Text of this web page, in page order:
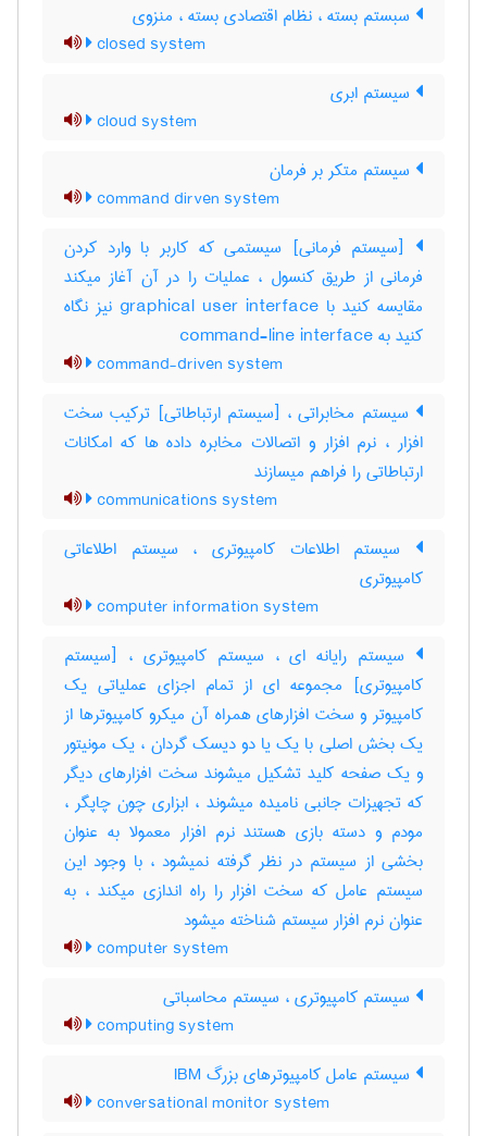
سبستم بسته ، نظام اقتصادی بسته ، منزوی
closed system
سیستم ابری
cloud system
سیستم متکر بر فرمان
command dirven system
[سیستم فرمانی] سیستمی که کاربر با وارد کردن
فرمانی از طریق کنسول ، عملیات را در آن آغاز میکند
مقایسه کنید با ‎graphical user interface نیز نگاه
کنید به ‎ command-line interface
command-driven system
سیستم مخابراتی ، [سیستم ارتباطاتی] ترکیب سخت
افزار ، نرم افزار و اتصالات مخابره داده ها که امکانات
ارتباطاتی را فراهم میسازند
communications system
سیستم اطلاعات کامپیوتری ، سیستم اطلاعاتی
کامپیوتری
computer information system
سیستم رایانه ای ، سیستم کامپیوتری ، [سیستم
کامپیوتری] مجموعه ای از تمام اجزای عملیاتی یک
کامپیوتر و سخت افزارهای همراه آن میکرو کامپیوترها از
یک بخش اصلی با یک یا دو دیسک گردان ، یک مونیتور
و یک صفحه کلید تشکیل میشوند سخت افزارهای دیگر
که تجهیزات جانبی نامیده میشوند ، ابزاری چون چاپگر ،
مودم و دسته بازی هستند نرم افزار معمولا به عنوان
بخشی از سیستم در نظر گرفته نمیشود ، با وجود این
سیستم عامل که سخت افزار را راه اندازی میکند ، به
عنوان نرم افزار سیستم شناخته میشود
computer system
سیستم کامپیوتری ، سیستم محاسباتی
computing system
سیستم عامل کامپیوترهای بزرگ IBM
conversational monitor system